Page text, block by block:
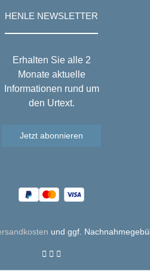
HENLE NEWSLETTER
Erhalten Sie alle 2
Monate aktuelle
Informationen rund um
den Urtext.
Jetzt abonnieren
und ggf.